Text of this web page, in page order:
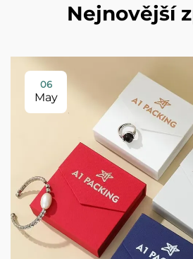
Nejnovější
06
May